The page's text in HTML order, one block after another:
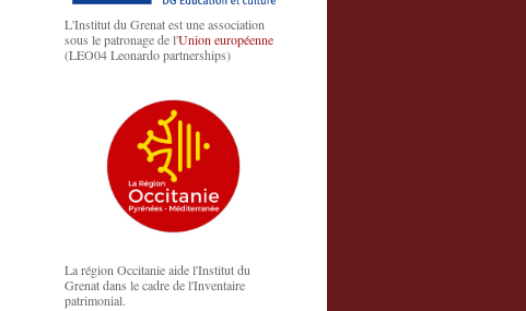
L'Institut du Grenat est une association
sous le patronage de l'Union européenne
(LEO04 Leonardo partnerships)
La région Occitanie aide l'Institut du
Grenat dans le cadre de l'Inventaire
patrimonial.